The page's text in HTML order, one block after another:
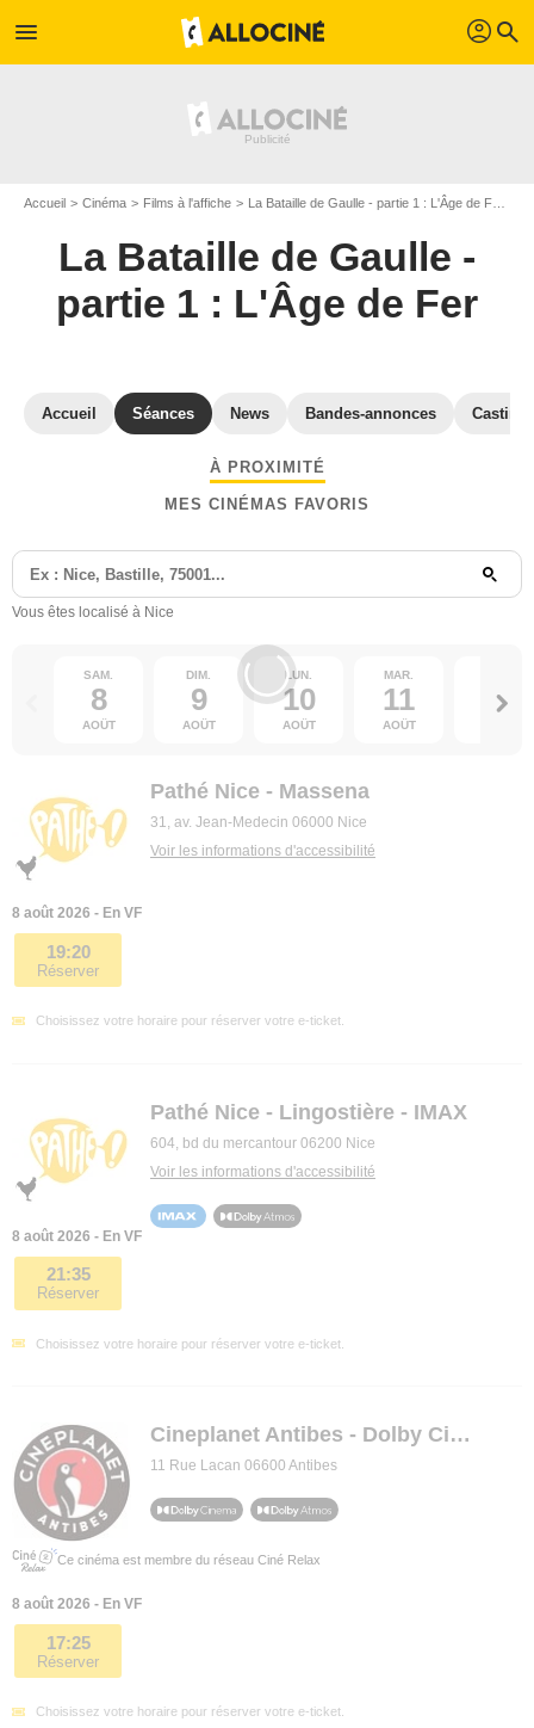
menu profil search
Accueil Cinéma Films à l'affiche La Bataille de Gaulle - partie 1 : L'Âge de Fer
La Bataille de Gaulle -
partie 1 : L'Âge de Fer
Accueil Séances News Bandes-annonces Casting
À PROXIMITÉ
MES CINÉMAS FAVORIS
Vous êtes localisé à Nice
SAM.
8
AOÛT
DIM.
9
AOÛT
LUN.
10
AOÛT
MAR.
11
AOÛT
12
Pathé Nice - Massena
31, av. Jean-Medecin 06000 Nice
Voir les informations d'accessibilité
8 août 2026 - En VF
19:20
Réserver
Choisissez votre horaire pour réserver votre e-ticket.
Pathé Nice - Lingostière - IMAX
604, bd du mercantour 06200 Nice
Voir les informations d'accessibilité
8 août 2026 - En VF
21:35
Réserver
Choisissez votre horaire pour réserver votre e-ticket.
Cineplanet Antibes - Dolby Cinema
11 Rue Lacan 06600 Antibes
Ce cinéma est membre du réseau Ciné Relax
8 août 2026 - En VF
17:25
Réserver
Choisissez votre horaire pour réserver votre e-ticket.